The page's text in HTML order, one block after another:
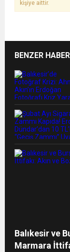
kişiye aittir.
BENZER
Balıkesir ve
Marmara